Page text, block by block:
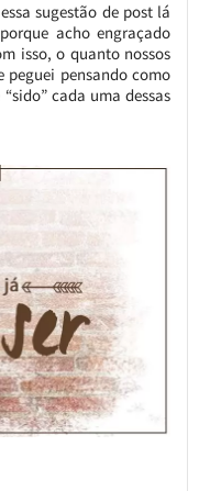
sugestão de post lá
acho engraçado
isso, o quanto nossos
peguei pensando como
cada uma dessas